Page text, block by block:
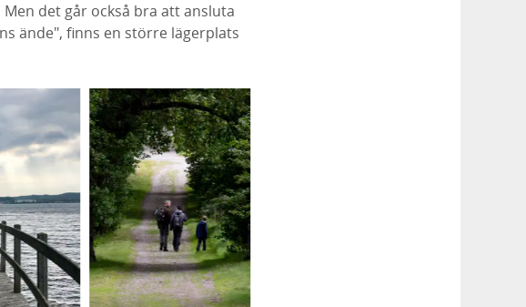
det går också bra att ansluta
ände", finns en större lägerplats